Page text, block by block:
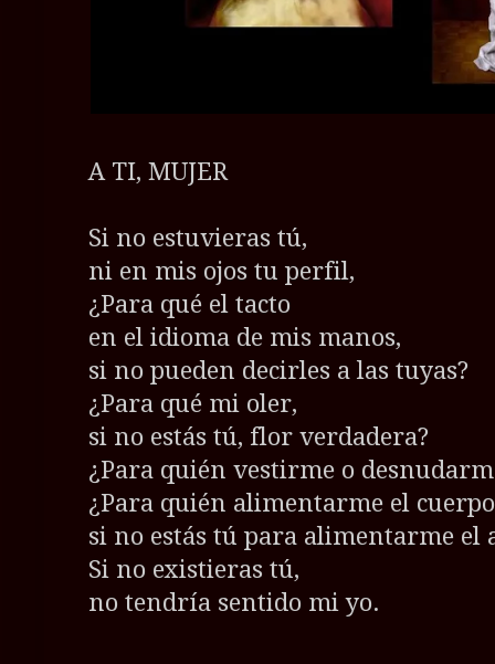
A TI, MUJER
Si no estuvieras tú,
ni en mis ojos tu perfil,
¿Para qué el tacto
en el idioma de mis manos,
si no pueden decirles a las tuyas?
¿Para qué mi oler,
si no estás tú, flor verdadera?
¿Para quién vestirme o
¿Para quién alimentarme el
si no estás tú para alimentarme el
Si no existieras tú,
no tendría sentido mi yo.